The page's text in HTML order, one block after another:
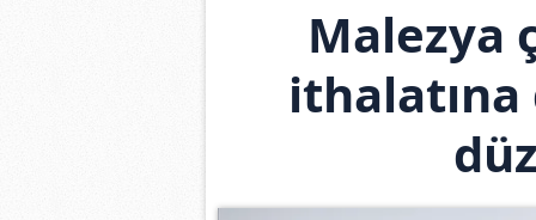
Malezya